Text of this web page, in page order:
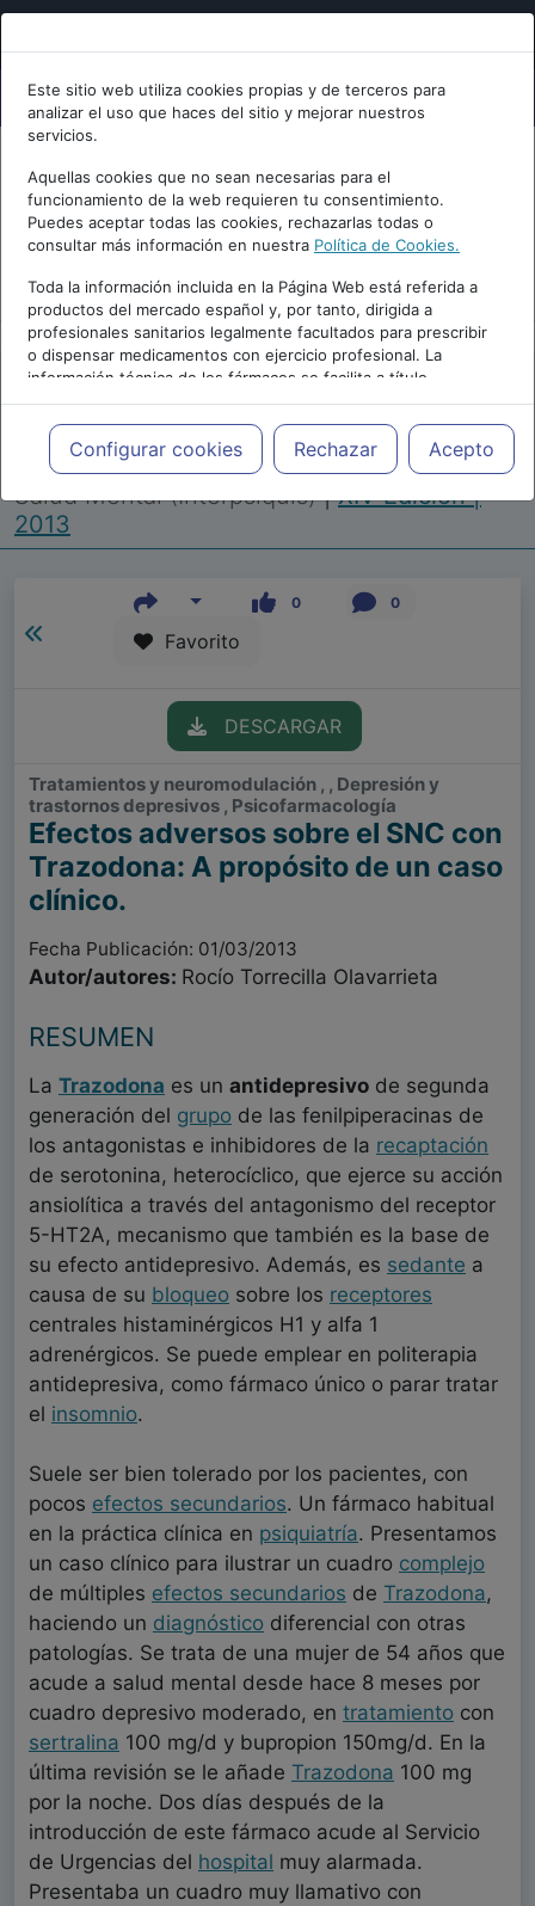
Este sitio web utiliza cookies propias y de terceros para
analizar el uso que haces del sitio y mejorar nuestros
servicios.
Aquellas cookies que no sean necesarias para el
funcionamiento de la web requieren tu consentimiento.
Puedes aceptar todas las cookies, rechazarlas todas o
consultar más información en nuestra Política de Cookies.
Toda la información incluida en la Página Web está referida a
productos del mercado español y, por tanto, dirigida a
profesionales sanitarios legalmente facultados para prescribir
o dispensar medicamentos con ejercicio profesional. La
información técnica de los fármacos se facilita a título
meramente informativo, siendo responsabilidad de los
profesionales facultados prescribir medicamentos y decidir, en
cada caso concreto, el tratamiento más adecuado a las
necesidades del paciente.
Configurar cookies Rechazar Acepto
Repositorio de Artículos |Congreso Virtual
Internacional de Psiquiatría, Psicología y
Salud Mental (Interpsiquis)|XIV Edición |
2013
0 0
Favorito
DESCARGAR
Tratamientos y neuromodulación , , Depresión y
trastornos depresivos , Psicofarmacología
Efectos adversos sobre el SNC con
Trazodona: A propósito de un caso
clínico.
Fecha Publicación: 01/03/2013
Autor/autores: Rocío Torrecilla Olavarrieta
RESUMEN
La Trazodona es un antidepresivo de segunda
generación del grupo de las fenilpiperacinas de
los antagonistas e inhibidores de la recaptación
de serotonina, heterocíclico, que ejerce su acción
ansiolítica a través del antagonismo del receptor
5-HT2A, mecanismo que también es la base de
su efecto antidepresivo. Además, es sedante a
causa de su bloqueo sobre los receptores
centrales histaminérgicos H1 y alfa 1
adrenérgicos. Se puede emplear en politerapia
antidepresiva, como fármaco único o parar tratar
el insomnio.
Suele ser bien tolerado por los pacientes, con
pocos efectos secundarios. Un fármaco habitual
en la práctica clínica en psiquiatría. Presentamos
un caso clínico para ilustrar un cuadro complejo
de múltiples efectos secundarios de Trazodona,
haciendo un diagnóstico diferencial con otras
patologías. Se trata de una mujer de 54 años que
acude a salud mental desde hace 8 meses por
cuadro depresivo moderado, en tratamiento con
sertralina 100 mg/d y bupropion 150mg/d. En la
última revisión se le añade Trazodona 100 mg
por la noche. Dos días después de la
introducción de este fármaco acude al Servicio
de Urgencias del hospital muy alarmada.
Presentaba un cuadro muy llamativo con